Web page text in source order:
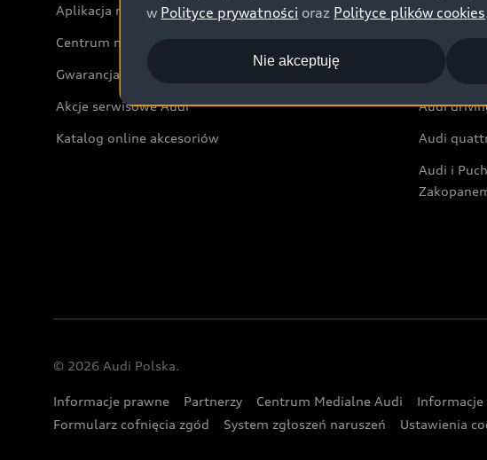
Aplikacja myAudi i usługi cyfrowe
Centrum napraw powypadkowych
Gwarancja
Akcje serwisowe Audi
Katalog online akcesoriów
Audi
Audi
Audi i
Audi
Audi
Audi i
© 2026 Audi Polska.
Informacje prawne Partnerzy Centrum Medialne Audi
Formularz cofnięcia zgód
System zgłoszeń naruszeń Ustawienia
w Polityce prywatności oraz Polityce plików cookies
Nie akceptuję